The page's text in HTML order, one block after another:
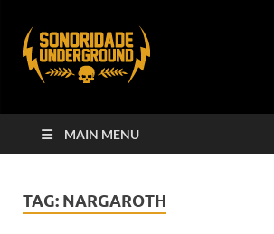
MAIN MENU
TAG: NARGAROTH